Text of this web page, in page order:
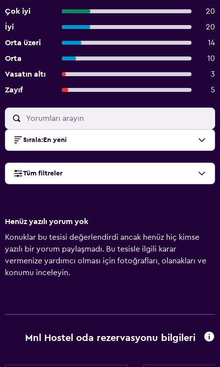
Çok iyi
20
İyi
20
Orta üzeri
14
Orta
10
Vasatın altı
3
Zayıf
5
Sırala: En yeni
Tüm filtreler
Henüz yazılı yorum yok
Konuklar bu tesisi değerlendirdi ancak henüz hiç kimse
yazılı bir yorum paylaşmadı. Bu tesisle ilgili karar
vermenize yardımcı olması için fotoğrafları, olanakları ve
konumu inceleyin.
Mnl Hostel oda rezervasyonu bilgileri